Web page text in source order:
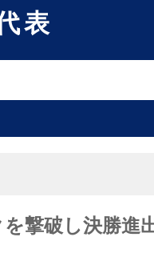
表
撃破し決勝進